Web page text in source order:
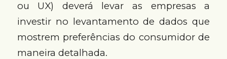
ou UX) deverá levar as empresas a
investir no levantamento de dados que
mostrem preferências do consumidor de
maneira detalhada.